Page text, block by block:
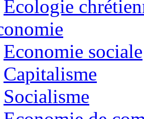
Ecologie
Economie sociale
Capitalisme
Socialisme